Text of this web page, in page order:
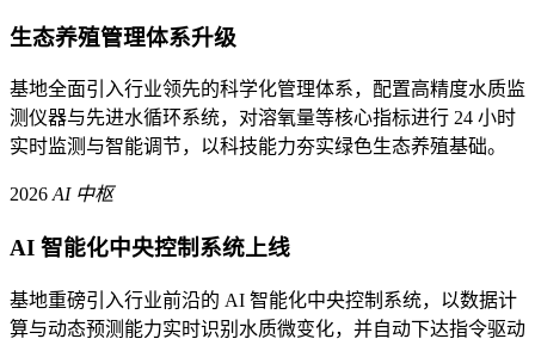
生态养殖管理体系升级
基地全面引入行业领先的科学化管理体系，配置高精度水质监
测仪器与先进水循环系统，对溶氧量等核心指标进行 24 小时
实时监测与智能调节，以科技能力夯实绿色生态养殖基础。
2026 AI 中枢
AI 智能化中央控制系统上线
基地重磅引入行业前沿的 AI 智能化中央控制系统，以数据计
算与动态预测能力实时识别水质微变化，并自动下达指令驱动